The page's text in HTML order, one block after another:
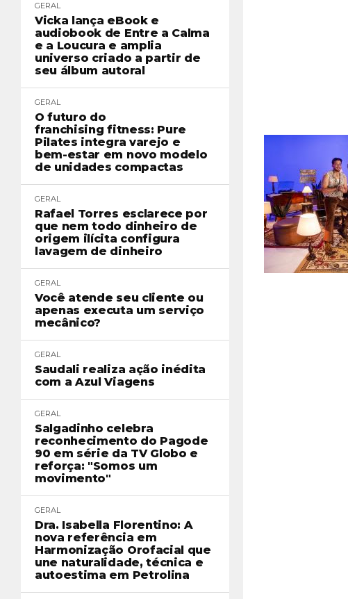
GERAL
Vicka lança eBook e
audiobook de Entre a Calma
e a Loucura e amplia
universo criado a partir de
seu álbum autoral
GERAL
O futuro do
franchising fitness: Pure
Pilates integra varejo e
bem-estar em novo modelo
de unidades compactas
GERAL
Rafael Torres esclarece por
que nem todo dinheiro de
origem ilícita configura
lavagem de dinheiro
GERAL
Você atende seu cliente ou
apenas executa um serviço
mecânico?
GERAL
Saudali realiza ação inédita
com a Azul Viagens
GERAL
Salgadinho celebra
reconhecimento do Pagode
90 em série da TV Globo e
reforça: "Somos um
movimento"
GERAL
Dra. Isabella Florentino: A
nova referência em
Harmonização Orofacial que
une naturalidade, técnica e
autoestima em Petrolina